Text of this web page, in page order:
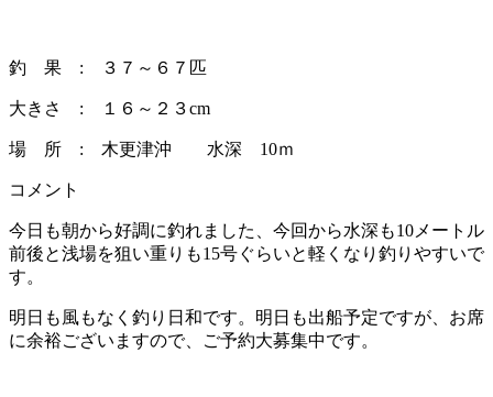
釣 果 : ３７～６７匹
大きさ : １６～２３cm
場 所 : 木更津沖 水深 10ｍ
コメント
今日も朝から好調に釣れました、今回から水深も10メートル
前後と浅場を狙い重りも15号ぐらいと軽くなり釣りやすいで
す。
明日も風もなく釣り日和です。明日も出船予定ですが、お席
に余裕ございますので、ご予約大募集中です。